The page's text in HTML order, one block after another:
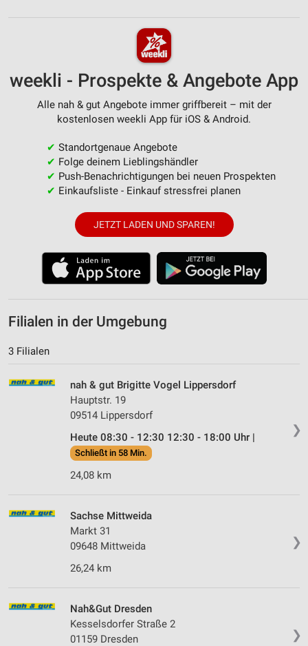
weekli - Prospekte & Angebote App
Alle nah & gut Angebote immer griffbereit – mit der
kostenlosen weekli App für iOS & Android.
✔ Standortgenaue Angebote
✔ Folge deinem Lieblingshändler
✔ Push-Benachrichtigungen bei neuen Prospekten
✔ Einkaufsliste - Einkauf stressfrei planen
JETZT LADEN UND SPAREN!
Filialen in der Umgebung
3 Filialen
❯
nah & gut Brigitte Vogel Lippersdorf
Hauptstr. 19
09514 Lippersdorf
Heute 08:30 - 12:30 12:30 - 18:00 Uhr |
Schließt in 58 Min.
24,08 km
❯
Sachse Mittweida
Markt 31
09648 Mittweida
26,24 km
❯
Nah&Gut Dresden
Kesselsdorfer Straße 2
01159 Dresden